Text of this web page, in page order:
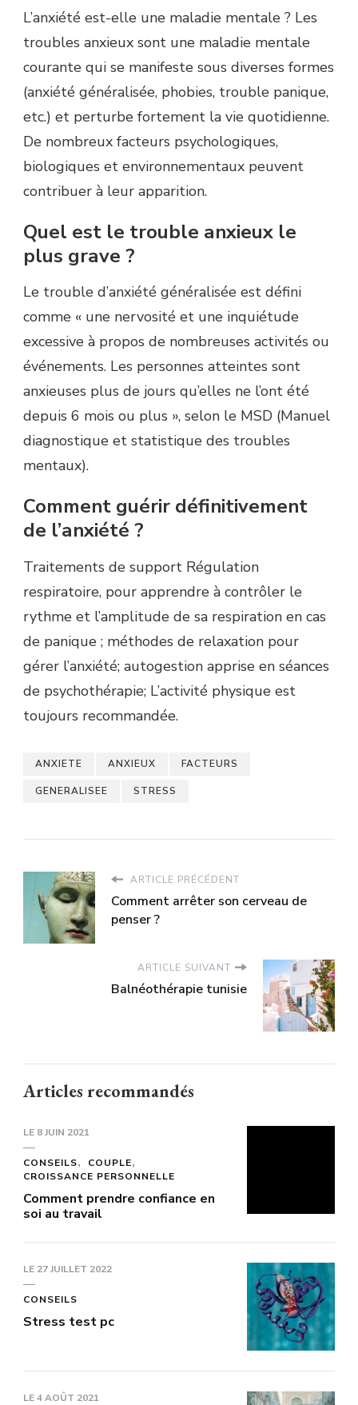
L’anxiété est-elle une maladie mentale ? Les
troubles anxieux sont une maladie mentale
courante qui se manifeste sous diverses formes
(anxiété généralisée, phobies, trouble panique,
etc.) et perturbe fortement la vie quotidienne.
De nombreux facteurs psychologiques,
biologiques et environnementaux peuvent
contribuer à leur apparition.
Quel est le trouble anxieux le
plus grave ?
Le trouble d’anxiété généralisée est défini
comme « une nervosité et une inquiétude
excessive à propos de nombreuses activités ou
événements. Les personnes atteintes sont
anxieuses plus de jours qu’elles ne l’ont été
depuis 6 mois ou plus », selon le MSD (Manuel
diagnostique et statistique des troubles
mentaux).
Comment guérir définitivement
de l’anxiété ?
Traitements de support Régulation
respiratoire, pour apprendre à contrôler le
rythme et l’amplitude de sa respiration en cas
de panique ; méthodes de relaxation pour
gérer l’anxiété; autogestion apprise en séances
de psychothérapie; L’activité physique est
toujours recommandée.
ANXIETE ANXIEUX FACTEURS
GENERALISEE STRESS
ARTICLE PRÉCÉDENT
Comment arrêter son cerveau de
penser ?
ARTICLE SUIVANT
Balnéothérapie tunisie
Articles recommandés
LE 8 JUIN 2021
CONSEILS
COUPLE
CROISSANCE PERSONNELLE
Comment prendre confiance en
soi au travail
LE 27 JUILLET 2022
CONSEILS
Stress test pc
LE4 AOÛT 2021